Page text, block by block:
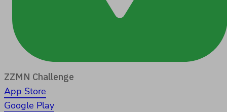
ZZMN Challenge
App Store
Google Play